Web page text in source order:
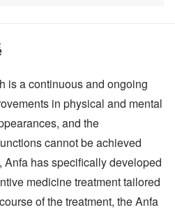
is a continuous and ongoing
in physical and mental
and the
cannot be achieved
Anfa has specifically developed
medicine treatment tailored
of the treatment, the Anfa